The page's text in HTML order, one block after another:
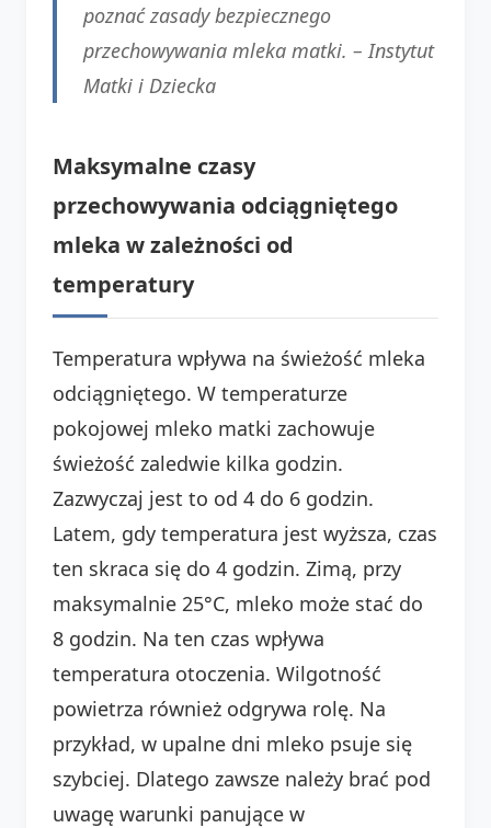
poznać zasady bezpiecznego
przechowywania mleka matki. – Instytut
Matki i Dziecka
Maksymalne czasy
przechowywania odciągniętego
mleka w zależności od
temperatury
Temperatura wpływa na świeżość mleka
odciągniętego. W temperaturze
pokojowej mleko matki zachowuje
świeżość zaledwie kilka godzin.
Zazwyczaj jest to od 4 do 6 godzin.
Latem, gdy temperatura jest wyższa, czas
ten skraca się do 4 godzin. Zimą, przy
maksymalnie 25°C, mleko może stać do
8 godzin. Na ten czas wpływa
temperatura otoczenia. Wilgotność
powietrza również odgrywa rolę. Na
przykład, w upalne dni mleko psuje się
szybciej. Dlatego zawsze należy brać pod
uwagę warunki panujące w